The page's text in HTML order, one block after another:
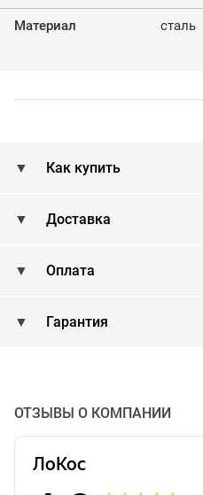
Материал сталь
Как купить
Доставка
Оплата
Гарантия
ОТЗЫВЫ О КОМПАНИИ